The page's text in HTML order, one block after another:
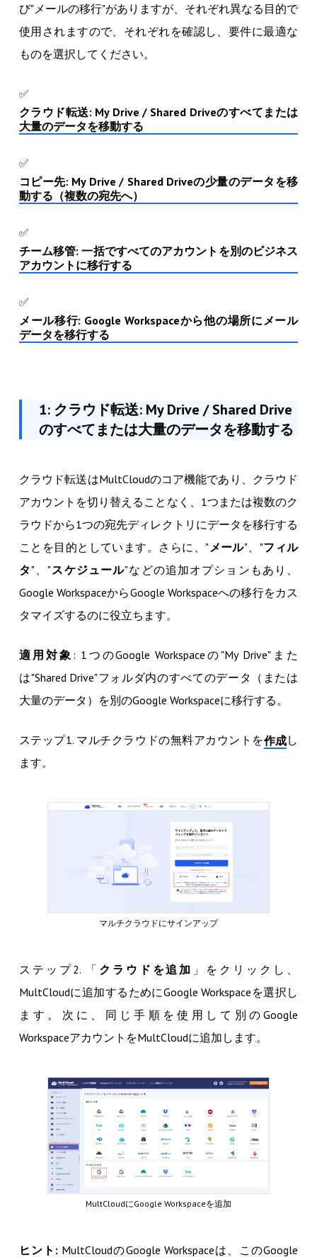
び"メールの移行"がありますが、それぞれ異なる目的で
使用されますので、それぞれを確認し、要件に最適な
ものを選択してください。
✅
クラウド転送: My Drive / Shared Driveのすべてまたは
大量のデータを移動する
✅
コピー先: My Drive / Shared Driveの少量のデータを移
動する（複数の宛先へ）
✅
チーム移管: 一括ですべてのアカウントを別のビジネス
アカウントに移行する
✅
メール移行: Google Workspaceから他の場所にメール
データを移行する
1: クラウド転送: My Drive / Shared Drive
のすべてまたは大量のデータを移動する
クラウド転送はMultCloudのコア機能であり、クラウド
アカウントを切り替えることなく、1つまたは複数のク
ラウドから1つの宛先ディレクトリにデータを移行する
ことを目的としています。さらに、" メール"、"フィル
タ "、"スケジュール"などの追加オプションもあり、
Google WorkspaceからGoogle Workspaceへの移行をカス
タマイズするのに役立ちます。
適用対象 : 1つのGoogle Workspaceの"My Drive"また
は"Shared Drive"フォルダ内のすべてのデータ（または
大量のデータ）を別のGoogle Workspaceに移行する。
ステップ1. マルチクラウドの無料アカウントを作成し
ます。
マルチクラウドにサインアップ
ステップ2. 「 クラウドを追加 」をクリックし、
MultCloudに追加するためにGoogle Workspaceを選択し
ます。次に、同じ手順を使用して別のGoogle
WorkspaceアカウントをMultCloudに追加します。
MultCloudにGoogle Workspaceを追加
ヒント: MultCloudのGoogle Workspaceは、このGoogle